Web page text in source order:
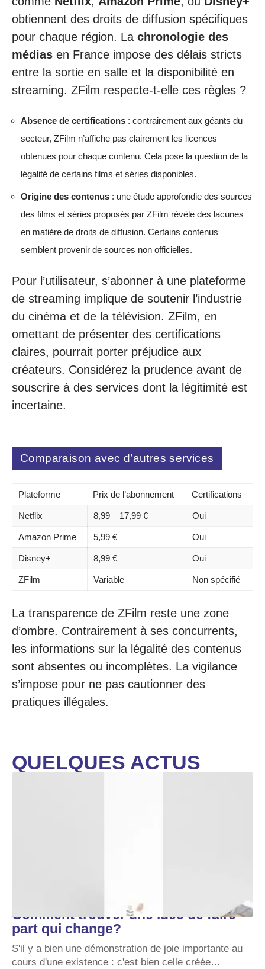
obtiennent des droits de diffusion spécifiques
pour chaque région. La chronologie des
médias en France impose des délais stricts
entre la sortie en salle et la disponibilité en
streaming. ZFilm respecte-t-elle ces règles ?
Absence de certifications : contrairement aux géants du
secteur, ZFilm n’affiche pas clairement les licences
obtenues pour chaque contenu. Cela pose la question de la
légalité de certains films et séries disponibles.
Origine des contenus : une étude approfondie des sources
des films et séries proposés par ZFilm révèle des lacunes
en matière de droits de diffusion. Certains contenus
semblent provenir de sources non officielles.
Pour l’utilisateur, s’abonner à une plateforme
de streaming implique de soutenir l’industrie
du cinéma et de la télévision. ZFilm, en
omettant de présenter des certifications
claires, pourrait porter préjudice aux
créateurs. Considérez la prudence avant de
souscrire à des services dont la légitimité est
incertaine.
Comparaison avec d’autres services
Plateforme Prix de l’abonnement Certifications
Netflix 8,99 – 17,99 € Oui
Amazon Prime 5,99 € Oui
Disney+ 8,99 € Oui
ZFilm Variable Non spécifié
La transparence de ZFilm reste une zone
d’ombre. Contrairement à ses concurrents,
les informations sur la légalité des contenus
sont absentes ou incomplètes. La vigilance
s’impose pour ne pas cautionner des
pratiques illégales.
QUELQUES ACTUS
Comment trouver une idée de faire
part qui change?
S'il y a bien une démonstration de joie importante au
cours d'une existence : c'est bien celle créée…